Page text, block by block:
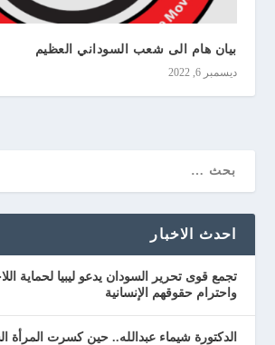
بيان هام الى شعب السوداني العظيم
ديسمبر 6, 2022
احدث الاخبار
تجمع قوى تحرير السودان يدعو ليبيا لحماية
واحترام حقوقهم الإنسانية
الدكتورة شيماء عبدالله.. حين كسرت المرأة